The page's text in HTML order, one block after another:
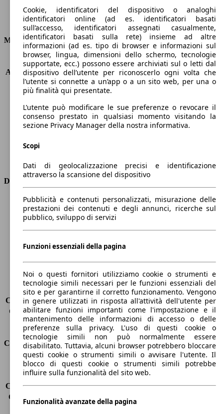
Consumi
Motore e Prestazioni
KW (PS)
294 kW (400 PS)
Accelerazione (0-100 km/h)
4.5s
Velocità massima (km/h)
250 km/h
Numero di marce
7
Coppia
480 nm
Cilindrata
2480 ccm
Carburante
Benzina
Trasmissione
Dimensioni
Lunghezza
4510 mm
Altezza
1600 mm
Larghezza
Peso massimo
2250 kg
Sedili
5
Carico sul tetto
-
Capacità di traino (senza freni) -
Capacità di traino (con freni)
1900 kg
Volume del bagagliaio
530 - 1525 l
Consumi
Emissioni di CO2*
201 g/km (komb.)
Consumo (urbano)
10.8 l/100km
Consumo (extra-urbano) 7.6 l/100km
Consumo (combinato)*
8.8 l/100km
Cookie, identificatori del dispositivo o analoghi
identificatori online (ad es. identificatori basati
sull’accesso, identificatori assegnati casualmente,
identificatori basati sulla rete) insieme ad altre
informazioni (ad es. tipo di browser e informazioni sul
browser, lingua, dimensioni dello schermo, tecnologie
supportate, ecc.) possono essere archiviati sul o letti dal
dispositivo dell’utente per riconoscerlo ogni volta che
l’utente si connette a un’app o a un sito web, per una o
più finalità qui presentate.
L’utente può modificare le sue preferenze o revocare il
consenso prestato in qualsiasi momento visitando la
sezione Privacy Manager della nostra informativa.
Scopi
Dati di geolocalizzazione precisi e identificazione
attraverso la scansione del dispositivo
Pubblicità e contenuti personalizzati, misurazione delle
prestazioni dei contenuti e degli annunci, ricerche sul
pubblico, sviluppo di servizi
Funzioni essenziali della pagina
Noi o questi fornitori utilizziamo cookie o strumenti e
tecnologie simili necessari per le funzioni essenziali del
sito e per garantirne il corretto funzionamento. Vengono
in genere utilizzati in risposta all'attività dell'utente per
abilitare funzioni importanti come l'impostazione e il
mantenimento delle informazioni di accesso o delle
preferenze sulla privacy. L'uso di questi cookie o
tecnologie simili non può normalmente essere
disabilitato. Tuttavia, alcuni browser potrebbero bloccare
questi cookie o strumenti simili o avvisare l'utente. Il
blocco di questi cookie o strumenti simili potrebbe
influire sulla funzionalità del sito web.
Funzionalità avanzate della pagina